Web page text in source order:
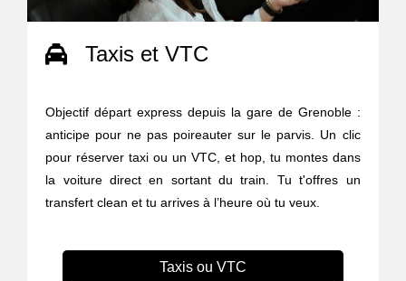
Taxis et VTC
Objectif départ express depuis la gare de Grenoble :
anticipe pour ne pas poireauter sur le parvis. Un clic
pour réserver taxi ou un VTC, et hop, tu montes dans
la voiture direct en sortant du train. Tu t'offres un
transfert clean et tu arrives à l’heure où tu veux.
Taxis ou VTC